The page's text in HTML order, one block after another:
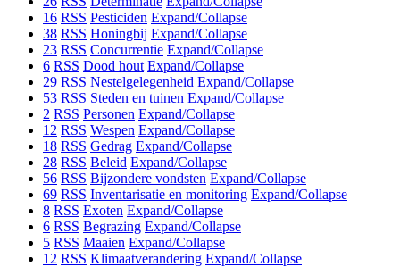
16 RSS Pesticiden Expand/Collapse
38 RSS Honingbij Expand/Collapse
23 RSS Concurrentie Expand/Collapse
6 RSS Dood hout Expand/Collapse
29 RSS Nestelgelegenheid Expand/Collapse
53 RSS Steden en tuinen Expand/Collapse
2 RSS Personen Expand/Collapse
12 RSS Wespen Expand/Collapse
18 RSS Gedrag Expand/Collapse
28 RSS Beleid Expand/Collapse
56 RSS Bijzondere vondsten Expand/Collapse
69 RSS Inventarisatie en monitoring Expand/Collapse
8 RSS Exoten Expand/Collapse
6 RSS Begrazing Expand/Collapse
5 RSS Maaien Expand/Collapse
12 RSS Klimaatverandering Expand/Collapse